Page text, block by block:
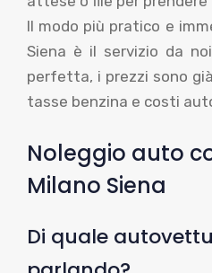
Il modo più pratico e
Siena è il servizio da
perfetta, i prezzi sono
tasse benzina e costi
Noleggio auto
Milano Siena
Di quale